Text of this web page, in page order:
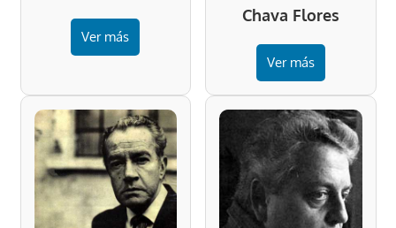
Ver más
Chava Flores
Ver más